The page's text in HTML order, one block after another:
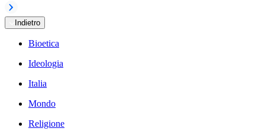
Indietro
Bioetica
Ideologia
Italia
Mondo
Religione